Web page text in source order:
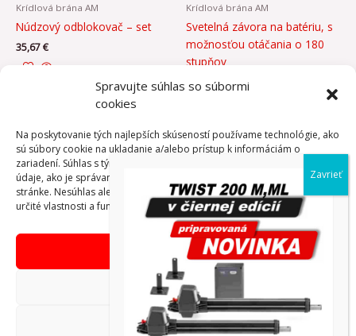
Spravujte súhlas so súbormi
cookies
Na poskytovanie tých najlepších skúseností používame technológie, ako
sú súbory cookie na ukladanie a/alebo prístup k informáciám o
zariadení. Súhlas s týmito technológiami nám umožní spracovávať
údaje, ako je správanie pri prehliadaní alebo jedinečné ID na tejto
stránke. Nesúhlas alebo odvolanie súhlasu môže nepriaznivo ovplyvniť
určité vlastnosti a funkcie.
Prijať
Odmietnuť
Zobraziť predvoľby
Krídlová brána AM
Núdzový odblokovač – set
35,67€
PRIDAŤ DO
Krídlová brána AM
Svetelná závora na batériu, s
možnosťou otáčania o 180
stupňov
102,09€
PRIDAŤ DO
KOŠÍKA
Copyright © AdVibeMedia, s. r. o.
Obchodné podmienky eshop
Reklamačný poriadok